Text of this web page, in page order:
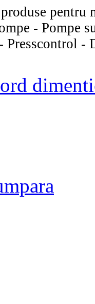
pentru
- Pompe
-